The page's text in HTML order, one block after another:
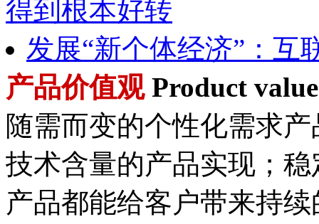
得到根本好转
发展“新个体经济”：互
产品价值观Product
随需而变的个性化需求
技术含量的产品实现；
产品都能给客户带来持